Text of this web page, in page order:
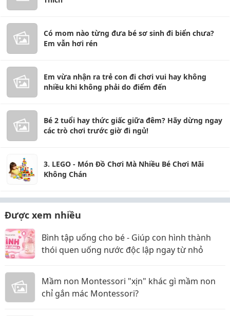
Có mom nào từng đưa bé sơ sinh đi biển chưa?
Em vẫn hơi rén
Em vừa nhận ra trẻ con đi chơi vui hay không
nhiều khi không phải do điểm đến
Bé 2 tuổi hay thức giấc giữa đêm? Hãy dừng ngay
các trò chơi trước giờ đi ngủ!
3. LEGO - Món Đồ Chơi Mà Nhiều Bé Chơi Mãi
Không Chán
Được xem nhiều
Bình tập uống cho bé - Giúp con hình thành
thói quen uống nước độc lập ngay từ nhỏ
Mầm non Montessori "xịn" khác gì mầm non
chỉ gắn mác Montessori?